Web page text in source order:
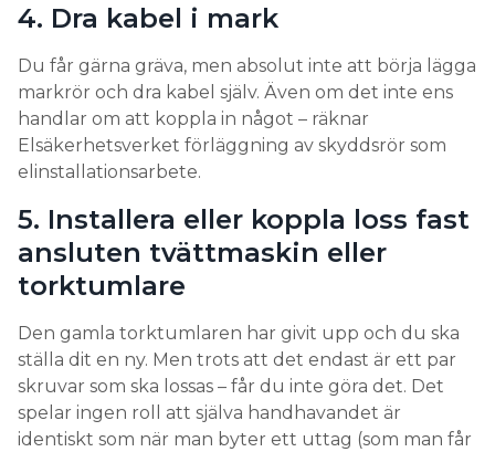
4. Dra kabel i mark
Du får gärna gräva, men absolut inte att börja lägga
markrör och dra kabel själv. Även om det inte ens
handlar om att koppla in något – räknar
Elsäkerhetsverket förläggning av skyddsrör som
elinstallationsarbete.
5. Installera eller koppla loss fast
ansluten tvättmaskin eller
torktumlare
Den gamla torktumlaren har givit upp och du ska
ställa dit en ny. Men trots att det endast är ett par
skruvar som ska lossas – får du inte göra det. Det
spelar ingen roll att själva handhavandet är
identiskt som när man byter ett uttag (som man får